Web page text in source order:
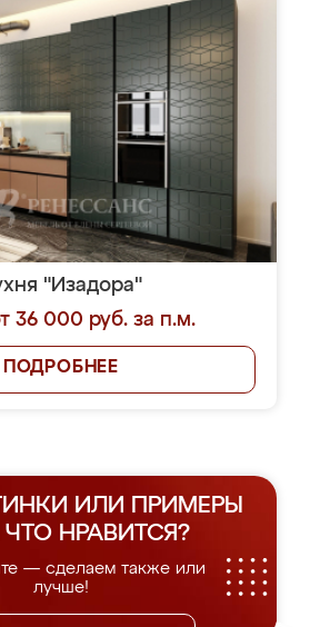
"Изадора"
36 000 руб. за п.м.
ПОДРОБНЕЕ
ИЛИ ПРИМЕРЫ
ЧТО НРАВИТСЯ?
— сделаем также или
лучше!